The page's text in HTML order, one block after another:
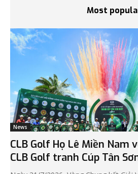
Most
News
CLB Golf Họ Lê Miền Nam
CLB Golf tranh Cúp Tân